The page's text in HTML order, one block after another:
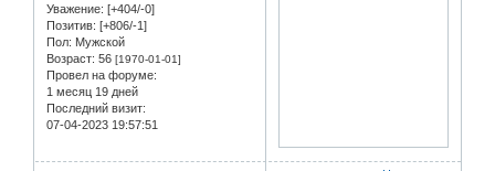
Уважение: [+404/-0]
Позитив: [+806/-1]
Пол: Мужской
Возраст: 56 [1970-01-01]
Провел на форуме:
1 месяц 19 дней
Последний визит:
07-04-2023 19:57:51